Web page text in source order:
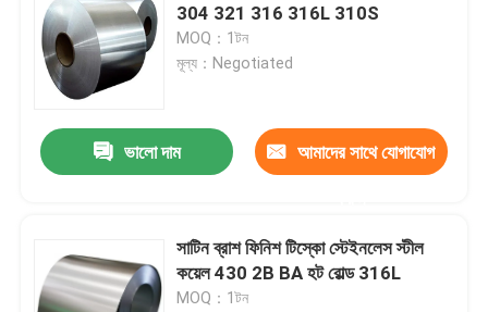
304 321 316 316L 310S
MOQ：1টন
মূল্য：Negotiated
ভালো দাম আমাদের সাথে যোগাযোগ
সাটিন ব্রাশ ফিনিশ টিস্কো স্টেইনলেস স্টীল
কয়েল 430 2B BA হট রোল্ড 316L
MOQ：1টন